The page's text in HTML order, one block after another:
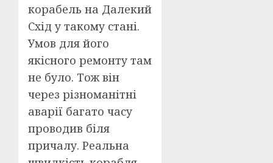
корабель на Далекий
Схід у такому стані.
Умов для його
якісного ремонту там
не було. Тож він
через різноманітні
аварії багато часу
проводив біля
причалу. Реальна